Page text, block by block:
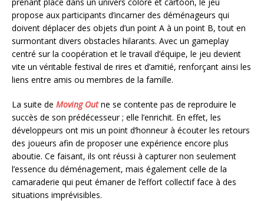
propose aux participants d’incarner des déménageurs qui
doivent déplacer des objets d’un point A à un point B, tout en
surmontant divers obstacles hilarants. Avec un gameplay
centré sur la coopération et le travail d’équipe, le jeu devient
vite un véritable festival de rires et d’amitié, renforçant ainsi les
liens entre amis ou membres de la famille.
La suite de Moving Out ne se contente pas de reproduire le
succès de son prédécesseur ; elle l’enrichit. En effet, les
développeurs ont mis un point d’honneur à écouter les retours
des joueurs afin de proposer une expérience encore plus
aboutie. Ce faisant, ils ont réussi à capturer non seulement
l’essence du déménagement, mais également celle de la
camaraderie qui peut émaner de l’effort collectif face à des
situations imprévisibles.